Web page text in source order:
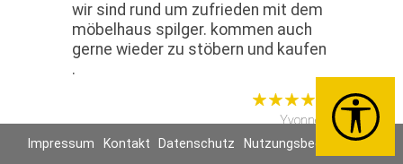
wir sind rund um zufrieden mit dem
möbelhaus spilger. kommen auch
gerne wieder zu stöbern und kaufen
.
Yvonne B
30.03.2023
Impressum Kontakt Datenschutz Nutzungsbedingungen